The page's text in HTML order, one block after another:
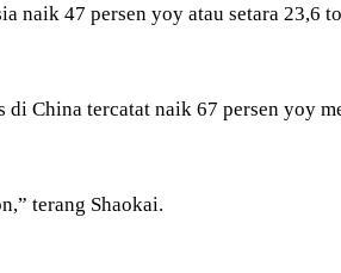
naik 47 persen yoy atau setara 23,6
China tercatat naik 67 persen yoy
terang Shaokai.